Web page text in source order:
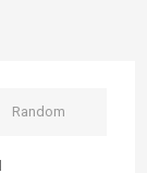
Random